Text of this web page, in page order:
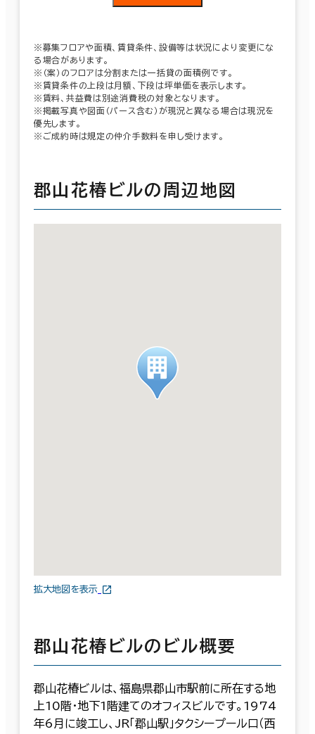
※募集フロアや面積、賃貸条件、設備等は状況により変更にな
る場合があります。
※（案）のフロアは分割または一括貸の面積例です。
※賃貸条件の上段は月額、下段は坪単価を表示します。
※賃料、共益費は別途消費税の対象となります。
※掲載写真や図面（パース含む）が現況と異なる場合は現況を
優先します。
※ご成約時は規定の仲介手数料を申し受けます。
郡山花椿ビルの周辺地図
拡大地図を表示
郡山花椿ビルのビル概要
郡山花椿ビルは、福島県郡山市駅前に所在する地
上10階・地下1階建てのオフィスビルです。1974
年6月に竣工し、JR「郡山駅」タクシープール口（西